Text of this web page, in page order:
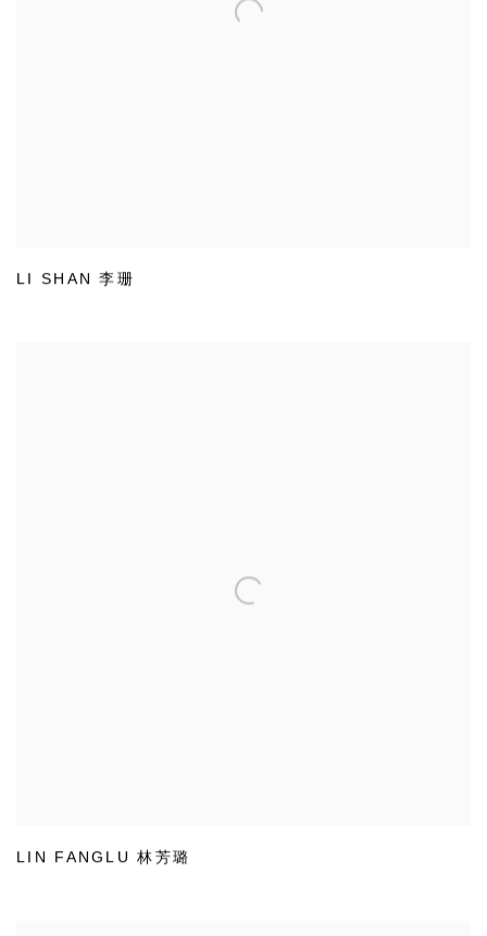
LI SHAN 李珊
LIN FANGLU 林芳璐